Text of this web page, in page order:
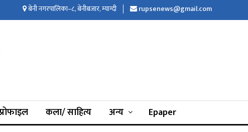
बेनी नगरपालिका–८, बेनीबजार, म्याग्दी rupsenews@gmail.com
प्रोफाइल कला/ साहित्य अन्य Epaper